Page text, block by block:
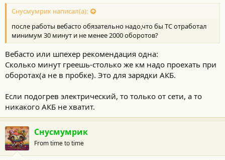
Снусмумрик написал(а):
после работы вебасто обязательно надо,что бы ТС отработал
минимум 30 минут и не менее 2000 оборотов?
Вебасто или шпехер рекомендация одна:
Сколько минут греешь-столько же км надо проехать при
оборотах(а не в пробке). Это для зарядки АКБ.
Если подогрев электрический, то только от сети, а то
никакого АКБ не хватит.
Снусмумрик
From time to time